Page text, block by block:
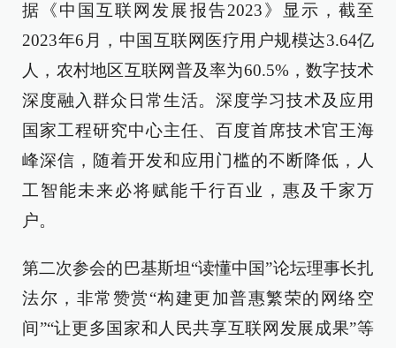
据《中国互联网发展报告2023》显示，截至
2023年6月，中国互联网医疗用户规模达3.64亿
人，农村地区互联网普及率为60.5%，数字技术
深度融入群众日常生活。深度学习技术及应用
国家工程研究中心主任、百度首席技术官王海
峰深信，随着开发和应用门槛的不断降低，人
工智能未来必将赋能千行百业，惠及千家万
户。
第二次参会的巴基斯坦“读懂中国”论坛理事长扎
法尔，非常赞赏“构建更加普惠繁荣的网络空
间”“让更多国家和人民共享互联网发展成果”等